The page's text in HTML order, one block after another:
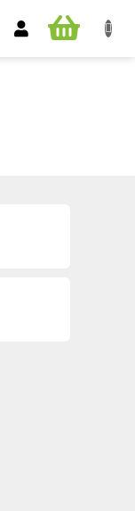
NÁKUPNÍ